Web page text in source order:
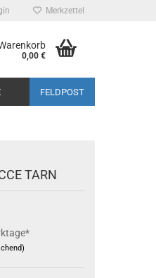
Merkzettel
0,00 €
FELDPOST
TARN